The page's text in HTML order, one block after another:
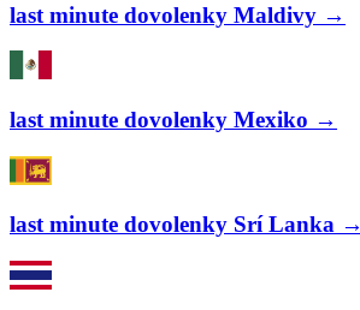
last minute dovolenky Maldivy →
last minute dovolenky Mexiko →
last minute dovolenky Srí Lanka →